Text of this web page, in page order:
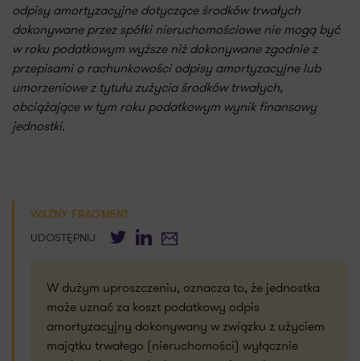
odpisy amortyzacyjne dotyczące środków trwałych
dokonywane przez spółki nieruchomościowe nie mogą być
w roku podatkowym wyższe niż dokonywane zgodnie z
przepisami o rachunkowości odpisy amortyzacyjne lub
umorzeniowe z tytułu zużycia środków trwałych,
obciążające w tym roku podatkowym wynik finansowy
jednostki.
WAŻNY FRAGMENT
UDOSTĘPNIJ TwitterLinkedIn
E-mail
W dużym uproszczeniu, oznacza to, że jednostka
może uznać za koszt podatkowy odpis
amortyzacyjny dokonywany w związku z użyciem
majątku trwałego (nieruchomości) wyłącznie